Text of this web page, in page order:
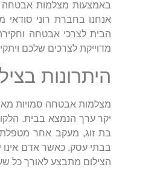
אנחנו בחברת רוני סודאי
הבית לצרכי אבטחה
מדוייקת לצרכים שלכם
היתרונות
מצלמות אבטחה סמויות
יקר ערך הנמצא בבית.
בת זוג, מעקב אחר
בבתי עסק. כאשר אדם אינו
הצילום מתבצע לאורך כל